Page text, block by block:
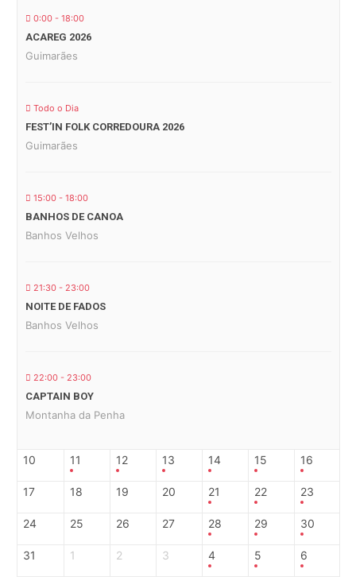
0:00 - 18:00
ACAREG 2026
Guimarães
Todo o Dia
FEST’IN FOLK CORREDOURA 2026
Guimarães
15:00 - 18:00
BANHOS DE CANOA
Banhos Velhos
21:30 - 23:00
NOITE DE FADOS
Banhos Velhos
22:00 - 23:00
CAPTAIN BOY
Montanha da Penha
10 11 12 13 14 15 16
17 18 19 20 21 22 23
24 25 26 27 28 29 30
31 1 2 3 4 5 6